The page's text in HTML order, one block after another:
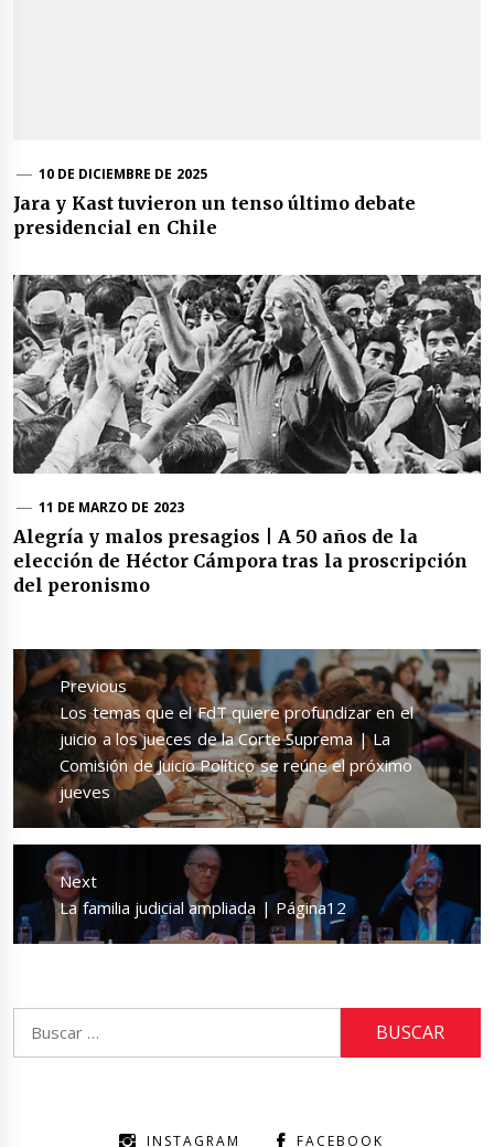
10 DE DICIEMBRE DE 2025
Jara y Kast tuvieron un tenso último debate
presidencial en Chile
11 DE MARZO DE 2023
Alegría y malos presagios | A 50 años de la
elección de Héctor Cámpora tras la proscripción
del peronismo
Navegación
de
entradas
Previous
Previous
post:
Los temas que el FdT quiere profundizar en el
juicio a los jueces de la Corte Suprema | La
Comisión de Juicio Político se reúne el próximo
jueves
Next
Next
post:
La familia judicial ampliada | Página12
INSTAGRAM FACEBOOK